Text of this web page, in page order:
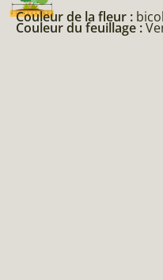
Couleur de la fleur :
Couleur du feuillage :